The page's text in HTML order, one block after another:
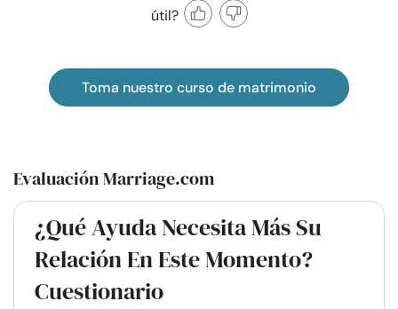
útil?
Toma nuestro curso de matrimonio
Evaluación Marriage.com
¿Qué Ayuda Necesita Más Su
Relación En Este Momento?
Cuestionario